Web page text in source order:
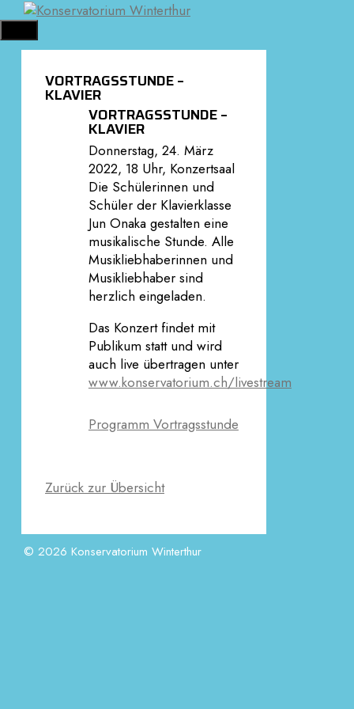
Springe
zum
Inhalt
VORTRAGSSTUNDE –
KLAVIER
VORTRAGSSTUNDE –
KLAVIER
Donnerstag, 24. März
2022, 18 Uhr, Konzertsaal
Die Schülerinnen und
Schüler der Klavierklasse
Jun Onaka gestalten eine
musikalische Stunde. Alle
Musikliebhaberinnen und
Musikliebhaber sind
herzlich eingeladen.
Das Konzert findet mit
Publikum statt und wird
auch live übertragen unter
www.konservatorium.ch/livestream
Programm Vortragsstunde
Zurück zur Übersicht
© 2026 Konservatorium Winterthur